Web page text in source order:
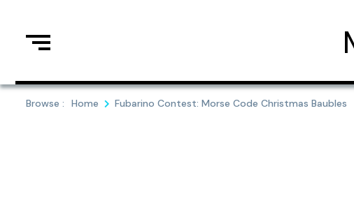
content
Browse : Home Fubarino Contest: Morse Code Christmas Baubles